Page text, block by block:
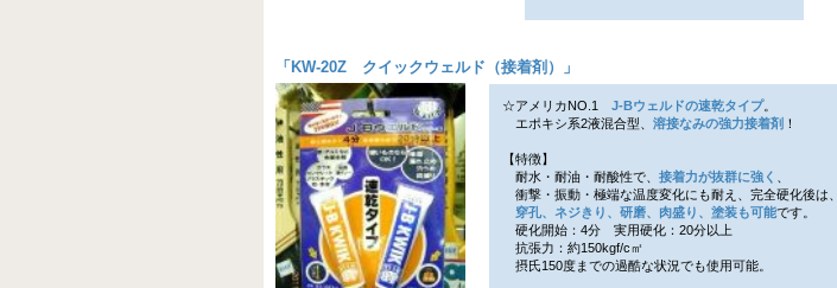
「 KW-20Z クイックウェルド（接着剤） 」
☆アメリカNO.1J-Bウェルドの速乾タイプ。
エポキシ系2液混合型、溶接なみの強力接着剤 ！
【特徴】
耐水・耐油・耐酸性で、接着力が抜群に強く
衝撃・振動・極端な温度変化にも耐え、完全硬化後は、
穿孔、ネジきり、研磨、肉盛り、塗装も可能です。
硬化開始：4分 実用硬化：20分以上
抗張力：約150kgf/c㎡
摂氏150度までの過酷な状況でも使用可能。